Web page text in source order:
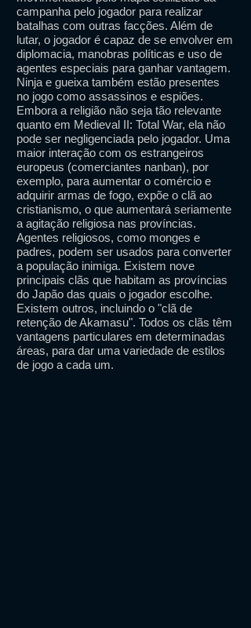
campanha pelo jogador para realizar
batalhas com outras facções. Além de
lutar, o jogador é capaz de se envolver em
diplomacia, manobras políticas e uso de
agentes especiais para ganhar vantagem.
Ninja e gueixa também estão presentes
no jogo como assassinos e espiões.
Embora a religião não seja tão relevante
quanto em Medieval II: Total War, ela não
pode ser negligenciada pelo jogador. Uma
maior interação com os estrangeiros
europeus (comerciantes nanban), por
exemplo, para aumentar o comércio e
adquirir armas de fogo, expõe o clã ao
cristianismo, o que aumentará seriamente
a agitação religiosa nas províncias.
Agentes religiosos, como monges e
padres, podem ser usados ​​para converter
a população inimiga. Existem nove
principais clãs que habitam as províncias
do Japão das quais o jogador escolhe.
Existem outros, incluindo o "clã de
retenção de Akamasu". Todos os clãs têm
vantagens particulares em determinadas
áreas, para dar uma variedade de estilos
de jogo a cada um.